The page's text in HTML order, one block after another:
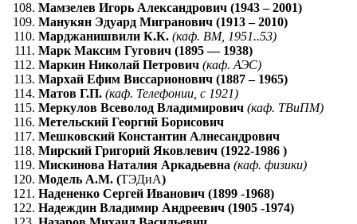
Мамзелев Игорь Александрович (1943 – 2001)
Манукян Эдуард Мигранович (1913 – 2010)
Марджанишвили К.К. (каф. ВМ, 1951..53)
Марк Максим Гугович (1895 — 1938)
Маркин Николай Петрович (каф. АЭС)
Мархай Ефим Виссарионович (1887 – 1965)
Матов Г.П. (каф. Телефонии, с 1921)
Меркулов Всеволод Владимирович (каф. ТВиПМ)
Метельский Георгий Борисович
Мешковский Константин Алнесандрович
Мирский Григорий Яковлевич (1922-1986 )
Мискинова Наталия Аркадьевна (каф. физики)
Модель А.М. (ТЭДиА)
Надененко Сергей Иванович (1899 -1968)
Надеждин Владимир Андреевич (1905 -1974)